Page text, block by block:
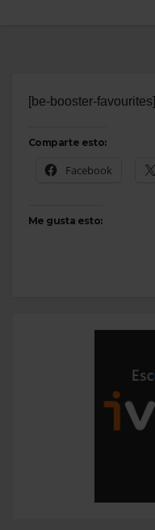
[be-booster-favourites]
Comparte esto:
Facebook
Me gusta esto: